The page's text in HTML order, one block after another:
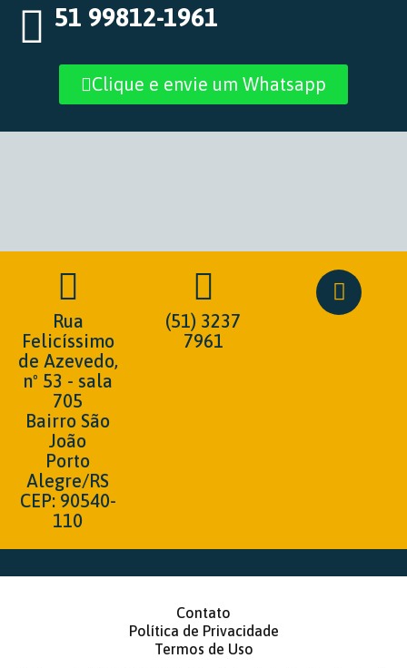
51 99812-1961
Clique e envie um Whatsapp
Rua
Felicíssimo
de Azevedo,
nº 53 - sala
705
Bairro São
João
Porto
Alegre/RS
CEP: 90540-
110
(51) 3237
7961
Contato
Política de Privacidade
Termos de Uso